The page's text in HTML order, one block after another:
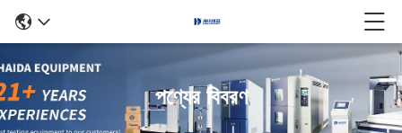
পণ্যের বিবরণ